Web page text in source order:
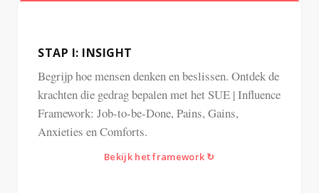
STAP I: INSIGHT
Begrijp hoe mensen denken en beslissen. Ontdek de
krachten die gedrag bepalen met het SUE | Influence
Framework: Job-to-be-Done, Pains, Gains,
Anxieties en Comforts.
Bekijk het framework ↻